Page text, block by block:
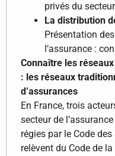
privés du
La distribution
Présentation
l’assurance :
Connaître les
: les réseaux
d’assurances
En France, trois
secteur de
régies par le Code
relèvent du Code de